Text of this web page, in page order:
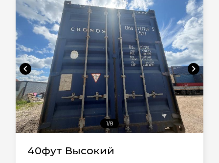
chevron_left chevron_right
1/8
40фут Высокий